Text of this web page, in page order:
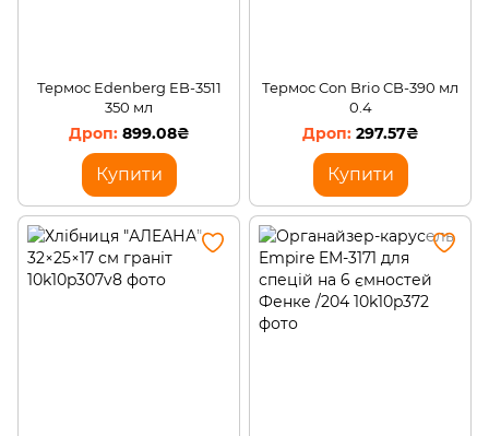
Термос Edenberg EB-3511
350 мл
899.08₴
Купити
Термос Con Brio CB-390 мл
0.4
297.57₴
Купити